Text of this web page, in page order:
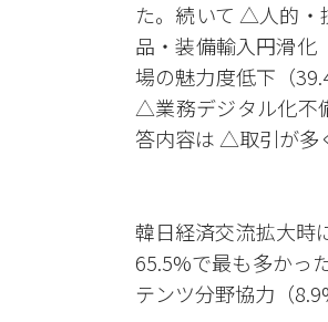
た。続いて △人的
品・装備輸入円滑
場の魅力度低下（
△業務デジタル化不
答内容は △取引が多
韓日経済交流拡大時
65.5%で最も多かっ
テンツ分野協力（